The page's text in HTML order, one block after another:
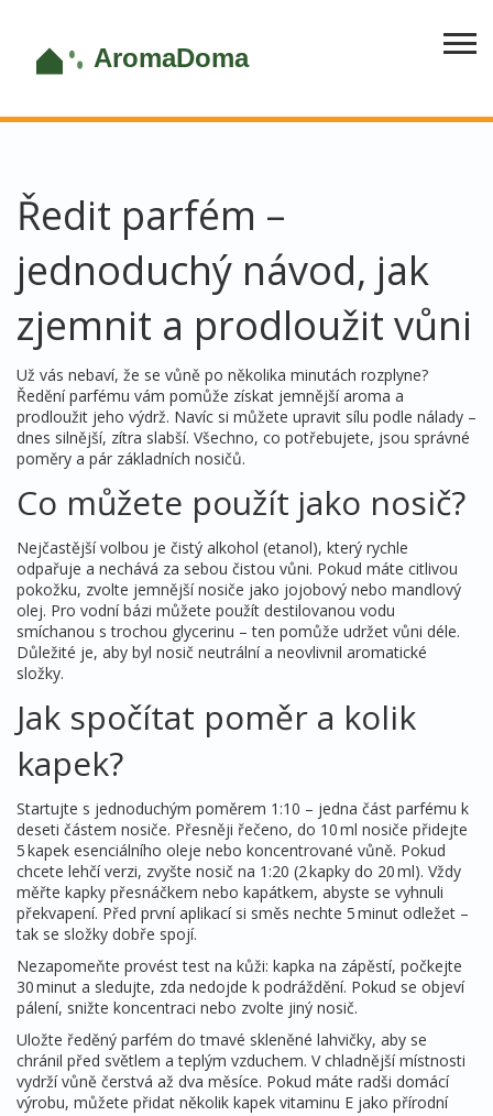
Ředit parfém –
jednoduchý návod, jak
zjemnit a prodloužit vůni
Už vás nebaví, že se vůně po několika minutách rozplyne?
Ředění parfému vám pomůže získat jemnější aroma a
prodloužit jeho výdrž. Navíc si můžete upravit sílu podle nálady –
dnes silnější, zítra slabší. Všechno, co potřebujete, jsou správné
poměry a pár základních nosičů.
Co můžete použít jako nosič?
Nejčastější volbou je čistý alkohol (etanol), který rychle
odpařuje a nechává za sebou čistou vůni. Pokud máte citlivou
pokožku, zvolte jemnější nosiče jako jojobový nebo mandlový
olej. Pro vodní bázi můžete použít destilovanou vodu
smíchanou s trochou glycerinu – ten pomůže udržet vůni déle.
Důležité je, aby byl nosič neutrální a neovlivnil aromatické
složky.
Jak spočítat poměr a kolik
kapek?
Startujte s jednoduchým poměrem 1:10 – jedna část parfému k
deseti částem nosiče. Přesněji řečeno, do 10 ml nosiče přidejte
5 kapek esenciálního oleje nebo koncentrované vůně. Pokud
chcete lehčí verzi, zvyšte nosič na 1:20 (2 kapky do 20 ml). Vždy
měřte kapky přesnáčkem nebo kapátkem, abyste se vyhnuli
překvapení. Před první aplikací si směs nechte 5 minut odležet –
tak se složky dobře spojí.
Nezapomeňte provést test na kůži: kapka na zápěstí, počkejte
30 minut a sledujte, zda nedojde k podráždění. Pokud se objeví
pálení, snižte koncentraci nebo zvolte jiný nosič.
Uložte ředěný parfém do tmavé skleněné lahvičky, aby se
chránil před světlem a teplým vzduchem. V chladnější místnosti
vydrží vůně čerstvá až dva měsíce. Pokud máte radši domácí
výrobu, můžete přidat několik kapek vitaminu E jako přírodní